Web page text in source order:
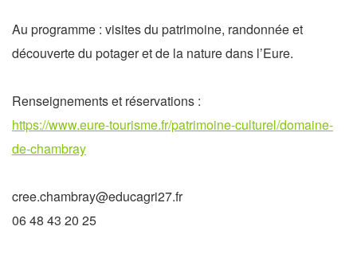
Au programme : visites du patrimoine, randonnée et
découverte du potager et de la nature dans l’Eure.
Renseignements et réservations :
https://www.eure-tourisme.fr/patrimoine-culturel/domaine-
de-chambray
cree.chambray@educagri27.fr
06 48 43 20 25